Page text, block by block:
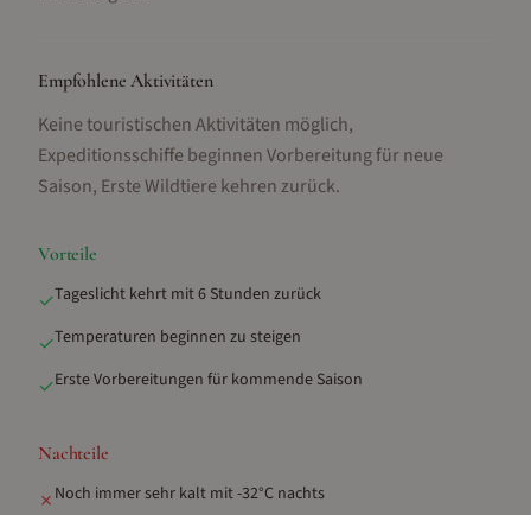
Empfohlene Aktivitäten
Keine touristischen Aktivitäten möglich,
Expeditionsschiffe beginnen Vorbereitung für neue
Saison, Erste Wildtiere kehren zurück.
Vorteile
✓Tageslicht kehrt mit 6 Stunden zurück
✓Temperaturen beginnen zu steigen
✓Erste Vorbereitungen für kommende Saison
Nachteile
✗ Noch immer sehr kalt mit -32°C nachts